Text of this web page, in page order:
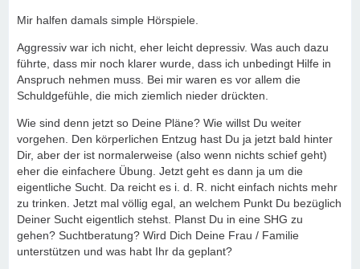
Mir halfen damals simple Hörspiele.
Aggressiv war ich nicht, eher leicht depressiv. Was auch dazu
führte, dass mir noch klarer wurde, dass ich unbedingt Hilfe in
Anspruch nehmen muss. Bei mir waren es vor allem die
Schuldgefühle, die mich ziemlich nieder drückten.
Wie sind denn jetzt so Deine Pläne? Wie willst Du weiter
vorgehen. Den körperlichen Entzug hast Du ja jetzt bald hinter
Dir, aber der ist normalerweise (also wenn nichts schief geht)
eher die einfachere Übung. Jetzt geht es dann ja um die
eigentliche Sucht. Da reicht es i. d. R. nicht einfach nichts mehr
zu trinken. Jetzt mal völlig egal, an welchem Punkt Du bezüglich
Deiner Sucht eigentlich stehst. Planst Du in eine SHG zu
gehen? Suchtberatung? Wird Dich Deine Frau / Familie
unterstützen und was habt Ihr da geplant?